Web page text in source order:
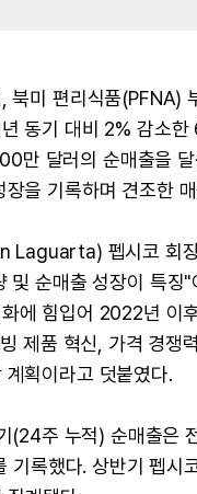
북미 편리식품(PFNA)
동기 대비 2% 감소
만 달러의 순매출을
을 기록하며 견조한
Laguarta) 펩시코 회
및 순매출 성장이 특징
에 힘입어 2022년 이
제품 혁신, 가격 경쟁
획이라고 덧붙였다.
(24주 누적) 순매출은
록했다. 상반기 펩시